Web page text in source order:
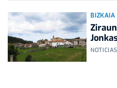
BIZKAIA